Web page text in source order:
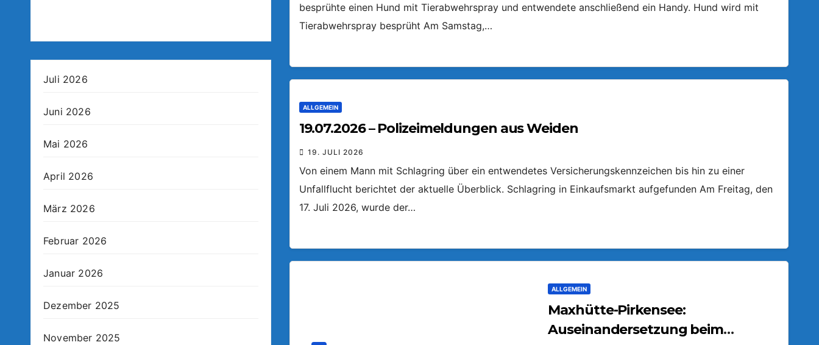
Juli 2026
Juni 2026
Mai 2026
April 2026
März 2026
Februar 2026
Januar 2026
Dezember 2025
November 2025
besprühte einen Hund mit Tierabwehrspray und entwendete anschließend ein Handy. Hund wird mit
Tierabwehrspray besprüht Am Samstag,…
ALLGEMEIN
19.07.2026 – Polizeimeldungen aus Weiden
19. JULI 2026
Von einem Mann mit Schlagring über ein entwendetes Versicherungskennzeichen bis hin zu einer
Unfallflucht berichtet der aktuelle Überblick. Schlagring in Einkaufsmarkt aufgefunden Am Freitag, den
17. Juli 2026, wurde der…
ALLGEMEIN
Maxhütte-Pirkensee:
Auseinandersetzung beim